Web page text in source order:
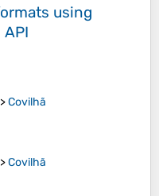
using
>Covilhã
>Covilhã